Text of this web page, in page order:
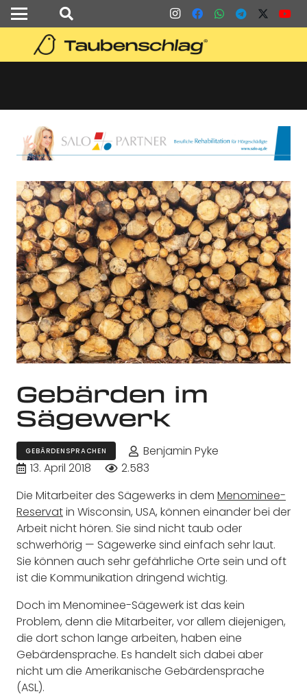
Gebärden im
Sägewerk
GEBÄRDENSPRACHEN
Benjamin Pyke
13. April 2018
2.583
Die Mitarbeiter des Sägewerks in dem Menominee-
Reservatin Wisconsin, USA, können einander bei der
Arbeit nicht hören. Sie sind nicht taub oder
schwerhörig — Sägewerke sind einfach sehr laut.
Sie können auch sehr gefährliche Orte sein und oft
ist die Kommunikation dringend wichtig.
Doch im Menominee-Sägewerk ist das kein
Problem, denn die Mitarbeiter, vor allem diejenigen,
die dort schon lange arbeiten, haben eine
Gebärdensprache. Es handelt sich dabei aber
nicht um die Amerikanische Gebärdensprache
(ASL).